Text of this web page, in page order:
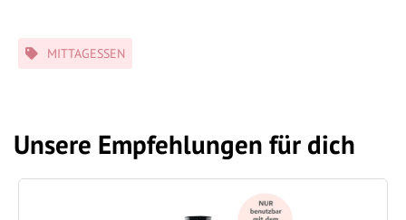
Schlagwörter
MITTAGESSEN
Unsere Empfehlungen für dich